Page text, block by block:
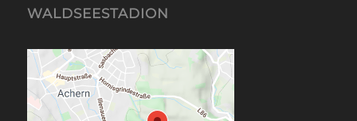
WALDSEESTADION